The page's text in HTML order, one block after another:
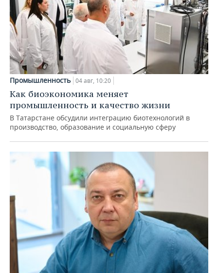
Промышленность 04 авг, 10:20
Как биоэкономика меняет
промышленность и качество жизни
В Татарстане обсудили интеграцию биотехнологий в
производство, образование и социальную сферу